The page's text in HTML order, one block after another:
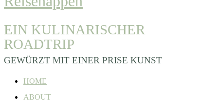
EIN KULINARISCHER
ROADTRIP
GEWÜRZT MIT EINER PRISE KUNST
HOME
ABOUT